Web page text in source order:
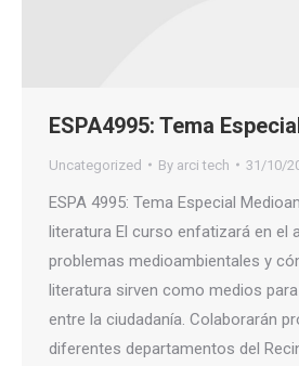
ESPA4995: Tema
Uncategorized By arci tech 31/10/
ESPA 4995: Tema Especial
literatura El curso enfatizará en el
problemas medioambientales y
literatura sirven como medios
entre la ciudadanía. Colaborarán
diferentes departamentos del